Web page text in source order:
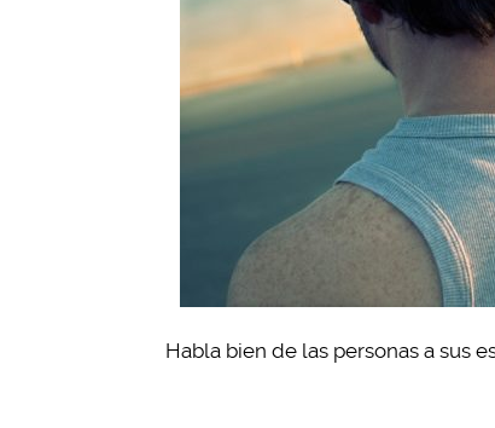
Habla bien de las personas a sus